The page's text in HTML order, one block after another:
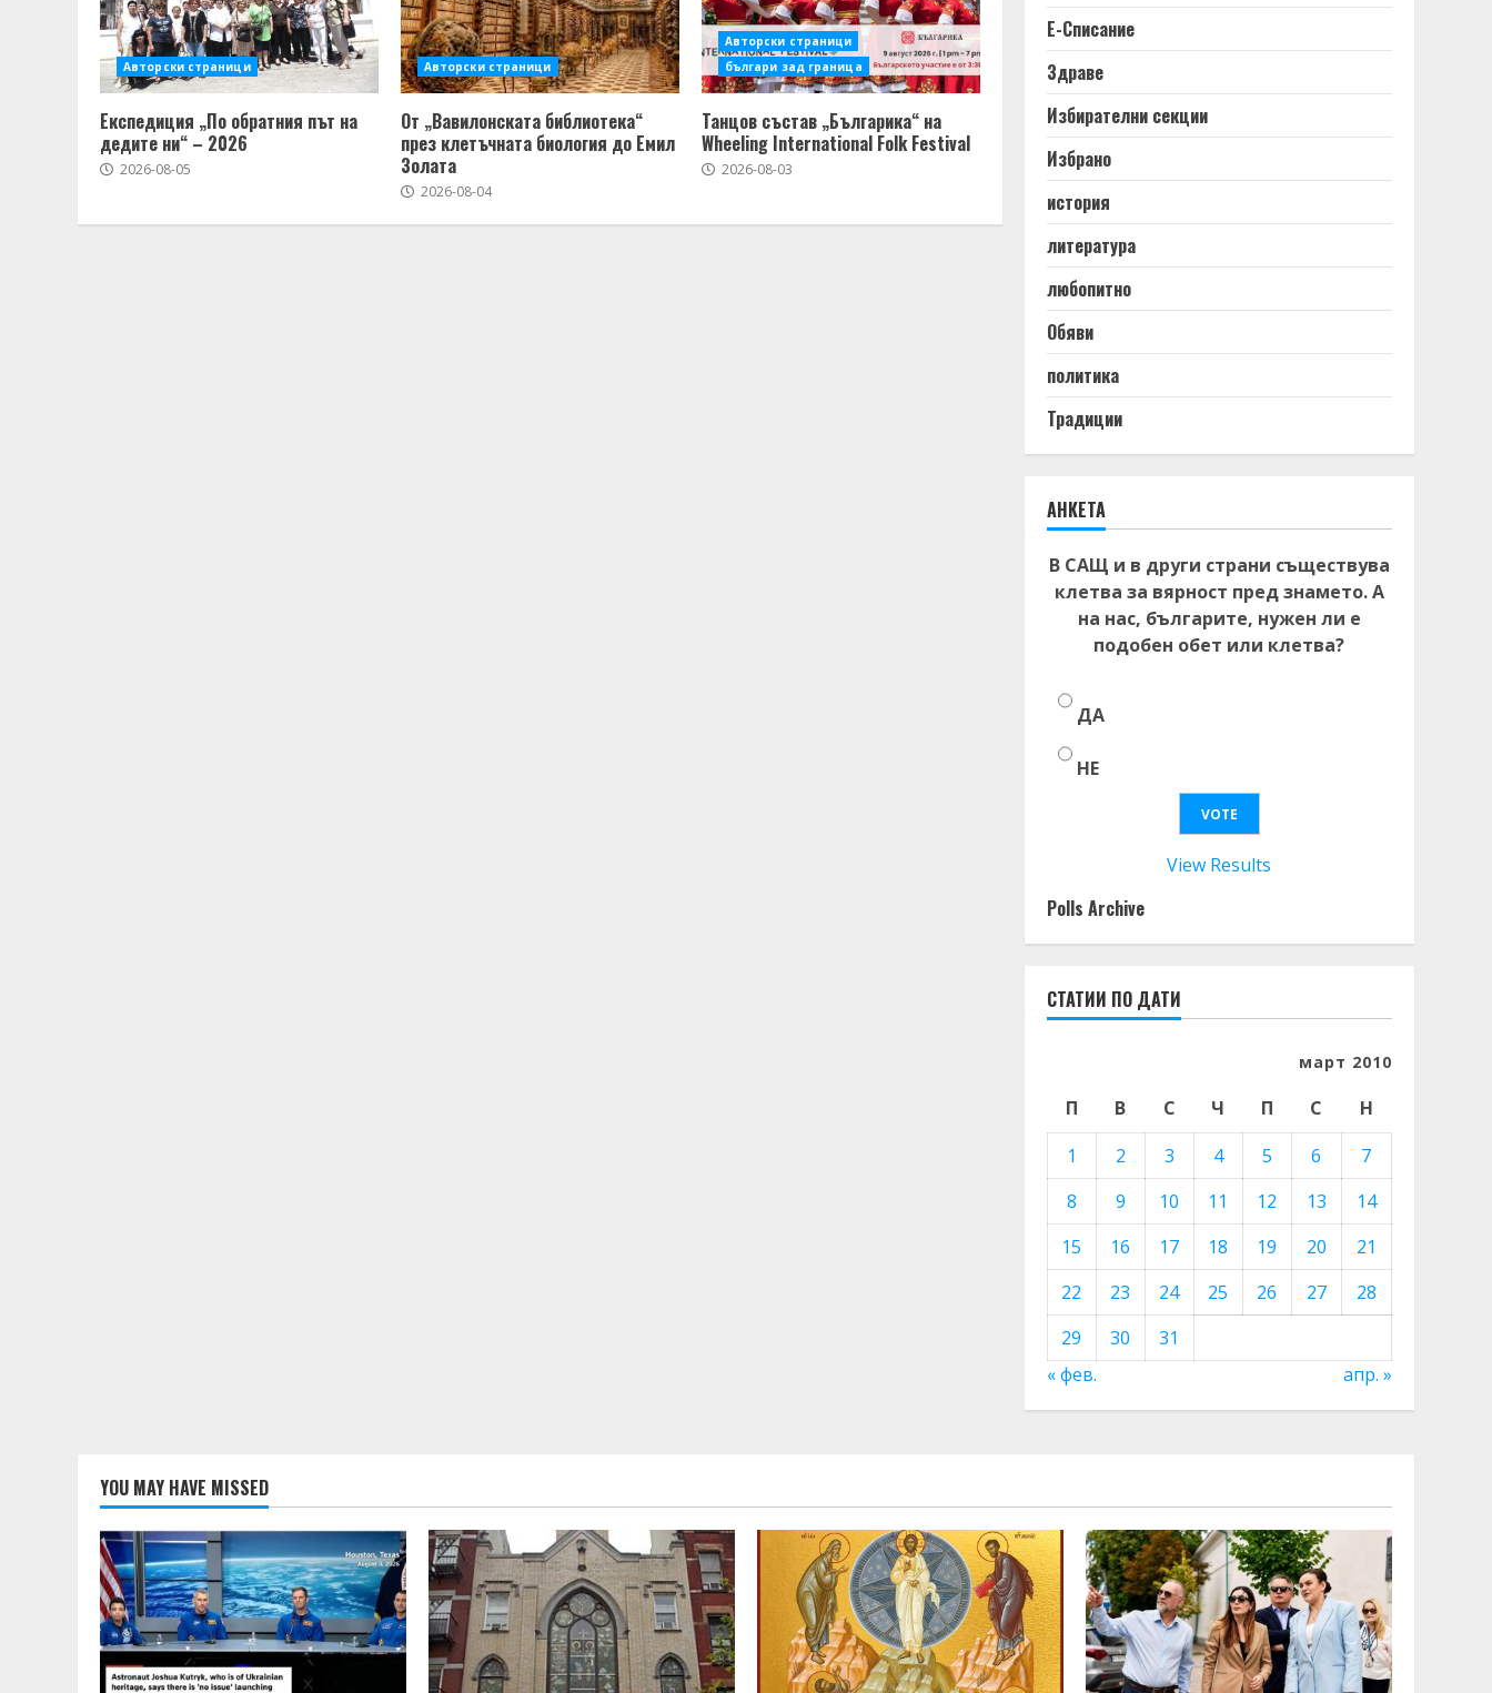
Авторски страници
Експедиция „По обратния път на
дедите ни“ – 2026
2026-08-05
Авторски страници
От „Вавилонската библиотека“
през клетъчната биология до Емил
Золата
2026-08-04
Авторски страници
българи зад граница
Танцов състав „Българика“ на
Wheeling International Folk Festival
2026-08-03
Е-Списание
Здраве
Избирателни секции
Избрано
история
литература
любопитно
Обяви
политика
Традиции
АНКЕТА
В САЩ и в други страни съществува
клетва за вярност пред знамето. А
на нас, българите, нужен ли е
подобен обет или клетва?
ДА
НЕ
View Results
Polls Archive
СТАТИИ ПО ДАТИ
март 2010
П В С Ч П С
Н
1
2 3 4 5 6
7
8
9 10 11 12 13
14
15
16 17 18 19 20
21
22
23 24 25 26 27
28
29
30
31
« фев.
апр. »
YOU MAY HAVE MISSED